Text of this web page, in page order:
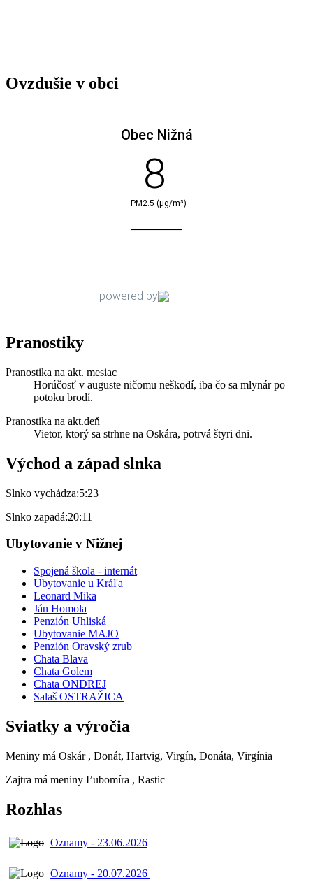
Ovzdušie v obci
Pranostiky
Pranostika na akt. mesiac
Horúčosť v auguste ničomu neškodí, iba čo sa mlynár po
potoku brodí.
Pranostika na akt.deň
Vietor, ktorý sa strhne na Oskára, potrvá štyri dni.
Východ a západ slnka
Slnko vychádza:5:23
Slnko zapadá:20:11
Ubytovanie v Nižnej
Spojená škola - internát
Ubytovanie u Kráľa
Leonard Mika
Ján Homola
Penzión Uhliská
Ubytovanie MAJO
Penzión Oravský zrub
Chata Blava
Chata Golem
Chata ONDREJ
Salaš OSTRAŽICA
Sviatky a výročia
Meniny má Oskár , Donát, Hartvig, Virgín, Donáta, Virgínia
Zajtra má meniny Ľubomíra , Rastic
Rozhlas
Oznamy - 23.06.2026
Oznamy - 20.07.2026